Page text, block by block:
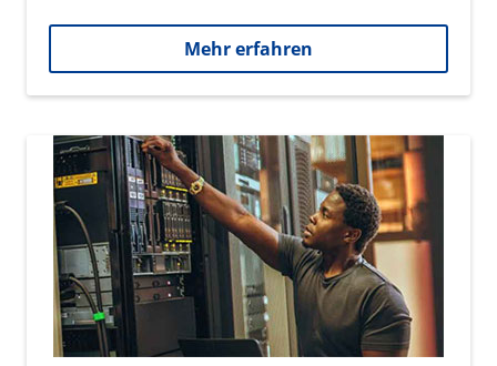
Mehr erfahren